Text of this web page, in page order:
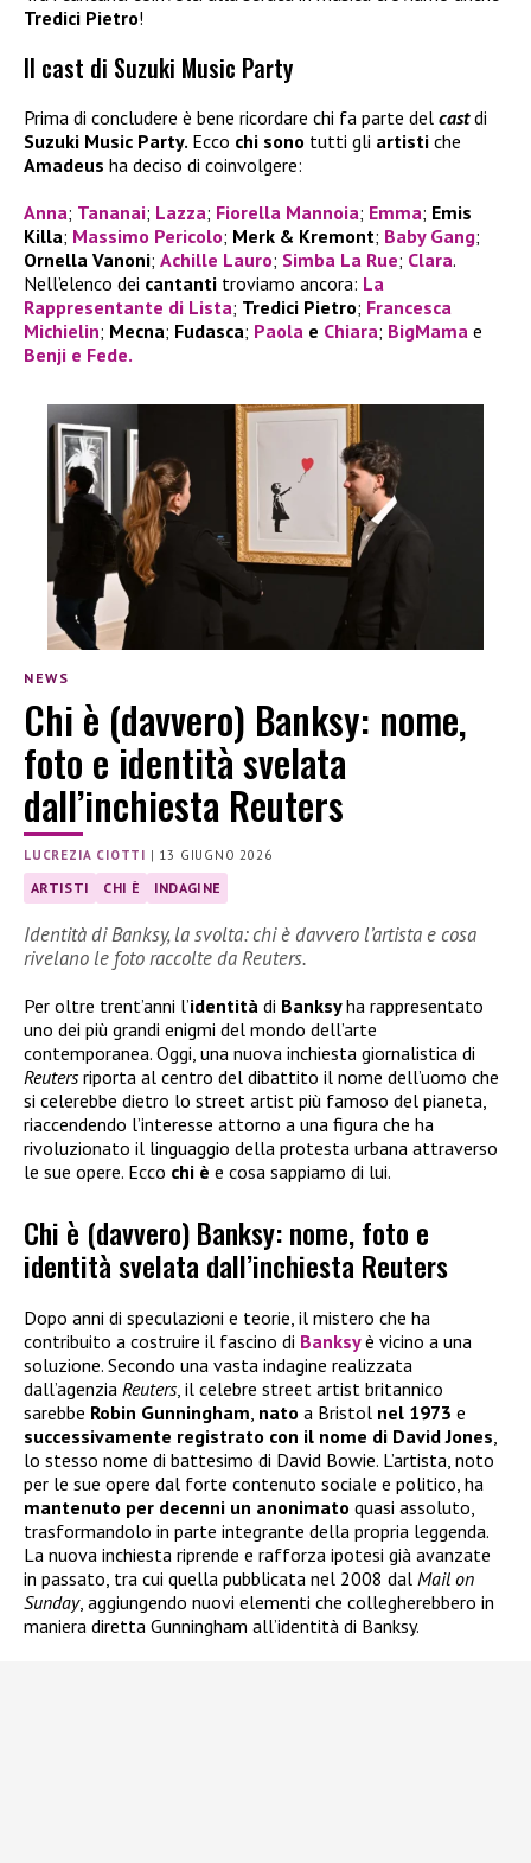
Tredici Pietro!
Il cast di Suzuki Music Party
Prima di concludere è bene ricordare chi fa parte del castdi
Suzuki Music Party. Ecco chi sono tutti gli artisti che
Amadeus ha deciso di coinvolgere:
Anna; Tananai; Lazza; Fiorella Mannoia; Emma; Emis
Killa; Massimo Pericolo; Merk & Kremont; Baby Gang;
Ornella Vanoni; Achille Lauro; Simba La Rue; Clara.
Nell’elenco dei cantanti troviamo ancora: La
Rappresentante di Lista; Tredici Pietro; Francesca
Michielin; Mecna; Fudasca; Paola e Chiara; BigMama e
Benji e Fede.
NEWS
Chi è (davvero) Banksy: nome,
foto e identità svelata
dall’inchiesta Reuters
LUCREZIA CIOTTI | 13 GIUGNO 2026
ARTISTI CHI È INDAGINE
Identità di Banksy, la svolta: chi è davvero l’artista e cosa
rivelano le foto raccolte da Reuters.
Per oltre trent’anni l’identità di Banksyha rappresentato
uno dei più grandi enigmi del mondo dell’arte
contemporanea. Oggi, una nuova inchiesta giornalistica di
Reutersriporta al centro del dibattito il nome dell’uomo che
si celerebbe dietro lo street artist più famoso del pianeta,
riaccendendo l’interesse attorno a una figura che ha
rivoluzionato il linguaggio della protesta urbana attraverso
le sue opere. Ecco chi è e cosa sappiamo di lui.
Chi è (davvero) Banksy: nome, foto e
identità svelata dall’inchiesta Reuters
Dopo anni di speculazioni e teorie, il mistero che ha
contribuito a costruire il fascino di Banksyè vicino a una
soluzione. Secondo una vasta indagine realizzata
dall’agenzia Reuters, il celebre street artist britannico
sarebbe Robin Gunningham nato a Bristol nel 1973 e
successivamente registrato con il nome di David Jones
lo stesso nome di battesimo di David Bowie. L’artista, noto
per le sue opere dal forte contenuto sociale e politico, ha
mantenuto per decenni un anonimato quasi assoluto,
trasformandolo in parte integrante della propria leggenda.
La nuova inchiesta riprende e rafforza ipotesi già avanzate
in passato, tra cui quella pubblicata nel 2008 dal Mail on
Sunday, aggiungendo nuovi elementi che collegherebbero in
maniera diretta Gunningham all’identità di Banksy.